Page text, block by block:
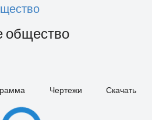
общество
Чертежи Скачать